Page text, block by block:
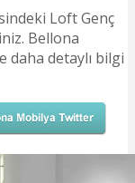
Loft Genç
Bellona
daha detaylı bilgi